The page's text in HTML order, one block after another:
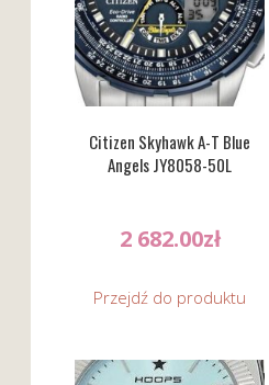
Citizen Skyhawk A-T Blue
Angels JY8058-50L
2 682.00zł
Przejdź do produktu